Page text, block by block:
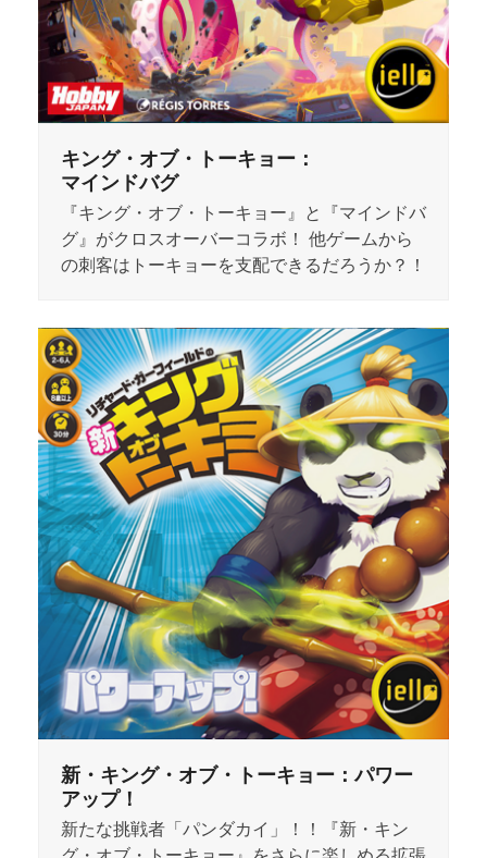
キング・オブ・トーキョー：
マインドバグ
『キング・オブ・トーキョー』と『マインドバ
グ』がクロスオーバーコラボ！ 他ゲームから
の刺客はトーキョーを支配できるだろうか？！
新・キング・オブ・トーキョー：パワー
アップ！
新たな挑戦者「パンダカイ」！！『新・キン